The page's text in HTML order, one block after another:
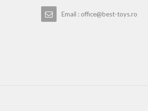
Email : office@best-toys.ro